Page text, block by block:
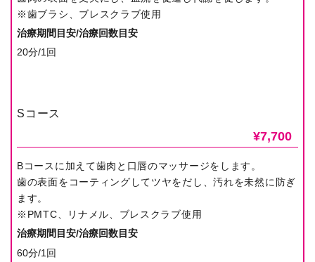
※歯ブラシ、ブレスクラブ使用
治療期間目安/治療回数目安
20分/1回
Sコース
¥7,700
Bコースに加えて歯肉と口唇のマッサージをします。
歯の表面をコーティングしてツヤをだし、汚れを未然に防ぎ
ます。
※PMTC、リナメル、ブレスクラブ使用
治療期間目安/治療回数目安
60分/1回